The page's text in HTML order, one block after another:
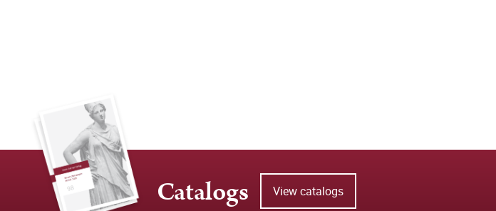
Catalogs View catalogs